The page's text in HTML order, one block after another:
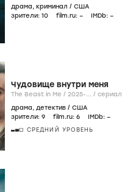
драма, криминал / США
зрители: 10 film.ru: – IMDb: –
Чудовище внутри меня
The Beast in Me / 2025-... / сериал
драма, детектив / США
зрители: 9 film.ru: 6 IMDb: –
СРЕДНИЙ УРОВЕНЬ